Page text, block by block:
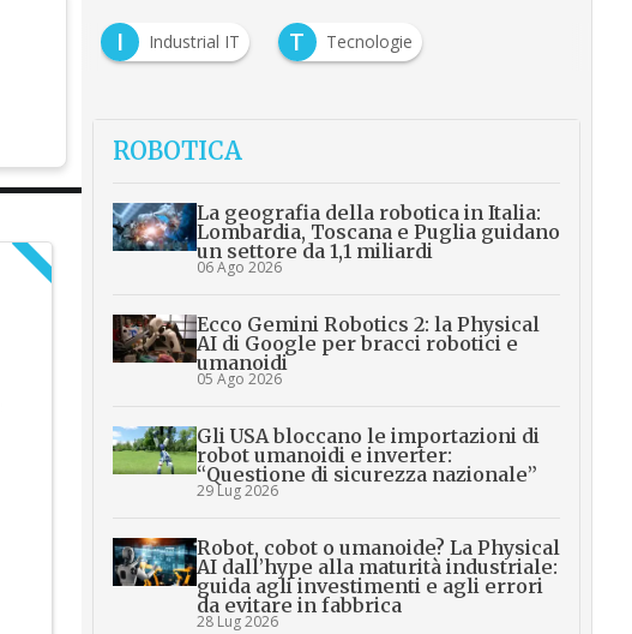
I
Industrial IT T Tecnologie
ROBOTICA
La geografia della robotica in Italia:
Lombardia, Toscana e Puglia guidano
un settore da 1,1 miliardi
06 Ago 2026
Ecco Gemini Robotics 2: la Physical
AI di Google per bracci robotici e
umanoidi
05 Ago 2026
Gli USA bloccano le importazioni di
robot umanoidi e inverter:
“Questione di sicurezza nazionale”
29 Lug 2026
Robot, cobot o umanoide? La Physical
AI dall’hype alla maturità industriale:
guida agli investimenti e agli errori
da evitare in fabbrica
28 Lug 2026